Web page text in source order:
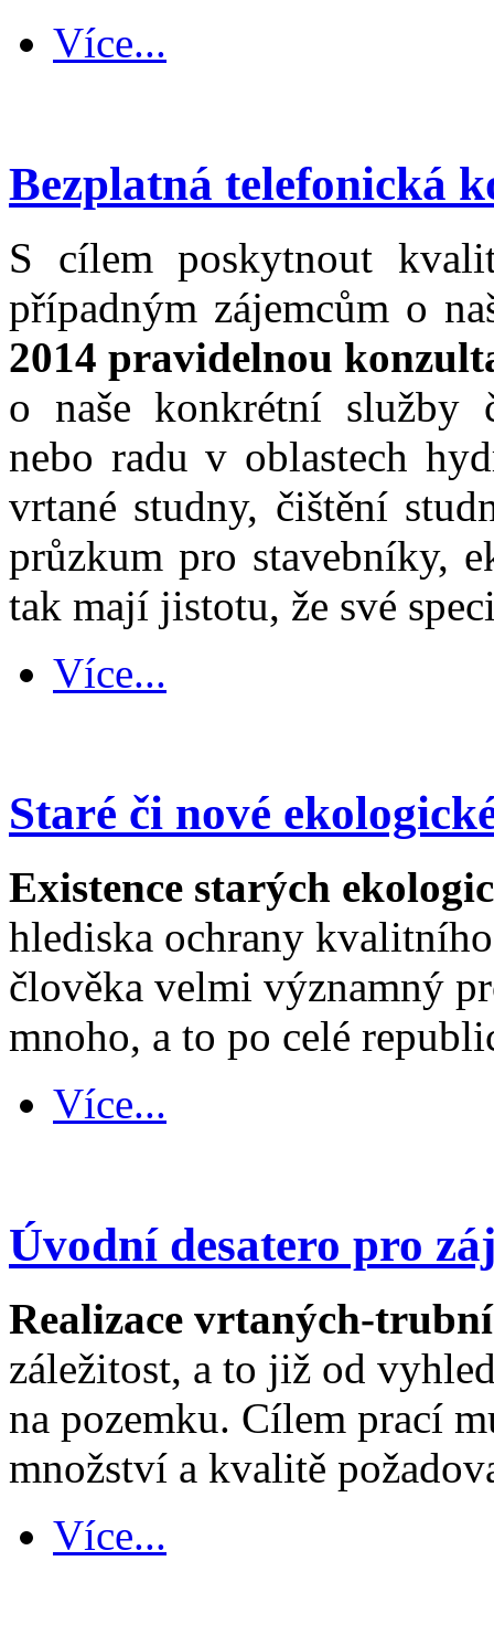
Více...
Bezplatná telefonická
S cílem poskytnout
případným zájemcům o
2014 pravidelnou
o naše konkrétní služby
nebo radu v oblastech
vrtané studny, čištění
průzkum pro stavebníky,
tak mají jistotu, že své
Více...
Staré či nové
Existence starých
hlediska ochrany
člověka velmi významný
mnoho, a to po celé
Více...
Úvodní desatero pro
Realizace vrtaných-
záležitost, a to již od
na pozemku. Cílem prací
množství a kvalitě
Více...